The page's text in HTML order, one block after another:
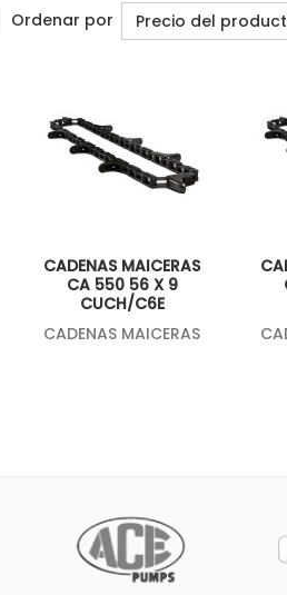
Ordenar por Precio del
CADENAS MAICERAS
CA 550 56 X 9
CUCH/C6E
CADENAS MAICERAS